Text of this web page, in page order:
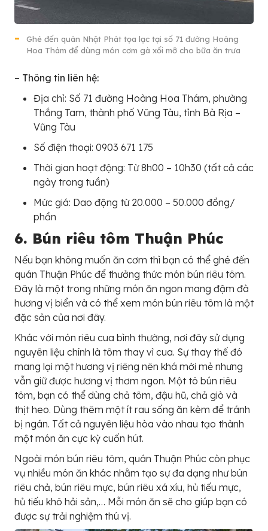
Ghé đến quán Nhật Phát tọa lạc tại số 71 đường Hoàng
Hoa Thám để dùng món cơm gà xối mỡ cho bữa ăn trưa
– Thông tin liên hệ:
Địa chỉ: Số 71 đường Hoàng Hoa Thám, phường
Thắng Tam, thành phố Vũng Tàu, tỉnh Bà Rịa –
Vũng Tàu
Số điện thoại: 0903 671 175
Thời gian hoạt động: Từ 8h00 – 10h30 (tất cả các
ngày trong tuần)
Mức giá: Dao động từ 20.000 – 50.000 đồng/
phần
6. Bún riêu tôm Thuận Phúc
Nếu bạn không muốn ăn cơm thì bạn có thể ghé đến
quán Thuận Phúc để thưởng thức món bún riêu tôm.
Đây là một trong những món ăn ngon mang đậm đà
hương vị biển và có thể xem món bún riêu tôm là một
đặc sản của nơi đây.
Khác với món riêu cua bình thường, nơi đây sử dụng
nguyên liệu chính là tôm thay vì cua. Sự thay thế đó
mang lại một hương vị riêng nên khá mới mẻ nhưng
vẫn giữ được hương vị thơm ngon. Một tô bún riêu
tôm, bạn có thể dùng chả tôm, đậu hũ, chả giò và
thịt heo. Dùng thêm một ít rau sống ăn kèm để tránh
bị ngán. Tất cả nguyên liệu hòa vào nhau tạo thành
một món ăn cực kỳ cuốn hút.
Ngoài món bún riêu tôm, quán Thuận Phúc còn phục
vụ nhiều món ăn khác nhằm tạo sự đa dạng như bún
riêu chả, bún riêu mực, bún riêu xá xíu, hủ tiếu mực,
hủ tiếu khô hải sản,… Mỗi món ăn sẽ cho giúp bạn có
được sự trải nghiệm thú vị.